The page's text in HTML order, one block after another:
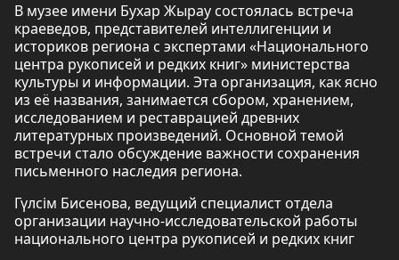
В музее имени Бухар Жырау состоялась встреча
краеведов, представителей интеллигенции и
историков региона с экспертами «Национального
центра рукописей и редких книг» министерства
культуры и информации. Эта организация, как ясно
из её названия, занимается сбором, хранением,
исследованием и реставрацией древних
литературных произведений. Основной темой
встречи стало обсуждение важности сохранения
письменного наследия региона.
Гүлсім Бисенова, ведущий специалист отдела
организации научно-исследовательской работы
национального центра рукописей и редких книг